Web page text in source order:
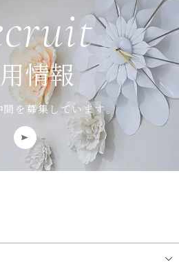
情報
を募集しています。